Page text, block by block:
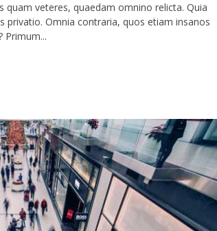
veteres, quaedam omnino relicta. Quia
Omnia contraria, quos etiam insanos
Primum...